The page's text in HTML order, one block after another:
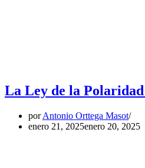
La Ley de la
porAntonio Orttega Masot
enero 21, 2025enero 20, 2025